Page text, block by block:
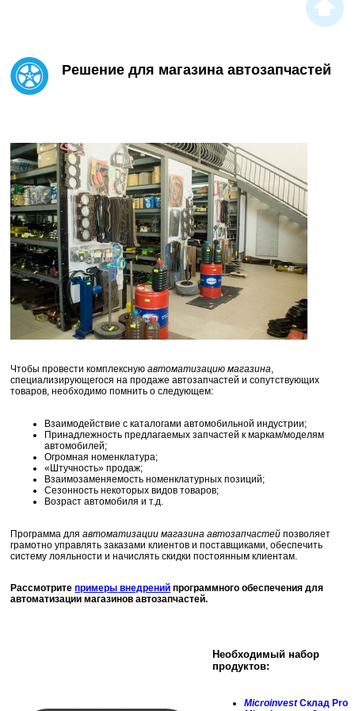
Решение для магазина автозапчастей
Чтобы провести комплекснуюавтоматизацию магазина,
специализирующегося на продаже автозапчастей и сопутствующих
товаров, необходимо помнить о следующем:
Взаимодействие с каталогами автомобильной индустрии;
Принадлежность предлагаемых запчастей к маркам/моделям
автомобилей;
Огромная номенклатура;
«Штучность» продаж;
Взаимозаменяемость номенклатурных позиций;
Сезонность некоторых видов товаров;
Возраст автомобиля и т.д.
Программа дляавтоматизации магазина автозапчастей позволяет
грамотно управлять заказами клиентов и поставщиками, обеспечить
систему лояльности и начислять скидки постоянным клиентам.
Рассмотритепримеры внедрений программного обеспечения для
автоматизации магазинов автозапчастей.
Необходимый набор
продуктов:
MicroinvestСклад Pro